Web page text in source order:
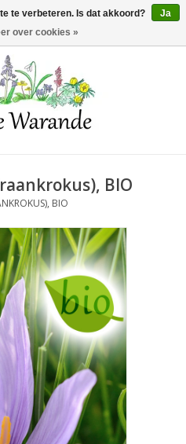
Winkelwagen >0 Artikelen - €0,00
BIO
BIO
te verbeteren. Is dat akkoord?
Ja
over cookies »